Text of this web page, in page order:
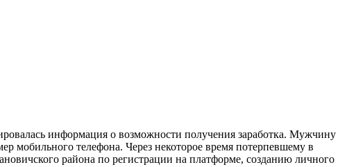
информация о возможности получения заработка. Мужчину
мобильного телефона. Через некоторое время потерпевшему в
района по регистрации на платформе, созданию личного